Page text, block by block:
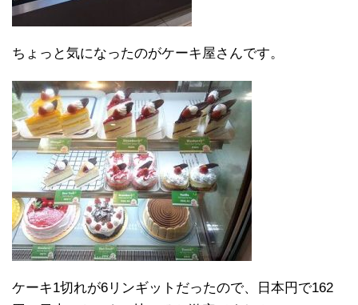
ちょっと気になったのがケーキ屋さんです。
ケーキ1切れが6リンギットだったので、日本円で162